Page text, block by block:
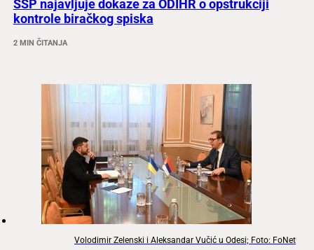
SSP najavljuje dokaze za ODIHR o opstrukciji
kontrole biračkog spiska
2 MIN ČITANJA
Volodimir Zelenski i Aleksandar Vučić u Odesi; Foto: FoNet